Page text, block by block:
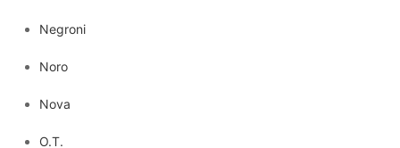
Negroni
Noro
Nova
O.T.